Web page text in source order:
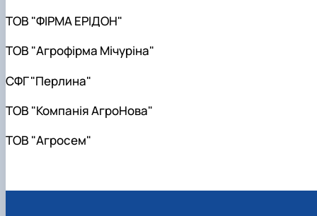
ТОВ "ФІРМА ЕРІДОН"
ТОВ "Агрофірма Мічуріна"
СФГ "Перлина"
ТОВ "Компанія АгроНова"
ТОВ "Агросем"